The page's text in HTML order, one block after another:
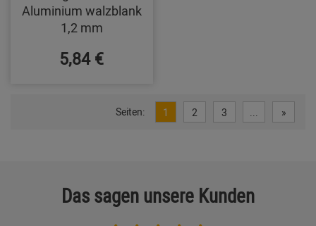
Aluminium walzblank
1,2 mm
5,84 €
Seiten: 1 2 3 ... »
Das sagen unsere Kunden